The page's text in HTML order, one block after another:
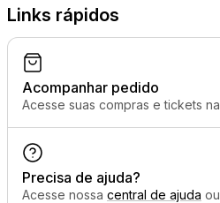
Links rápidos
Acompanhar pedido
Acesse suas compras e tickets na
Precisa de ajuda?
Acesse nossa central de ajuda ou